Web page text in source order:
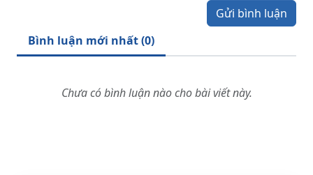
Gửi bình luận
Bình luận mới nhất (0)
Chưa có bình luận nào cho bài viết này.